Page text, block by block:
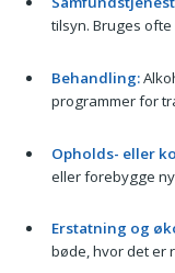
tilsyn. Bruges
Behandling:
programmer for
Opholds- eller
eller forebygge
Erstatning og
bøde, hvor det er